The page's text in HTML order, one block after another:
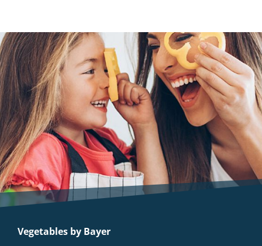
Vegetables by Bayer